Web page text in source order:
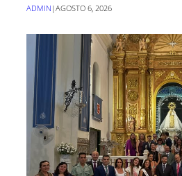
ADMIN |AGOSTO 6, 2026